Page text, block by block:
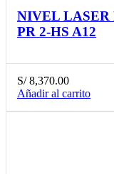
NIVEL LASER
PR 2-HS A12
S/8,370.00
Añadir al carrito